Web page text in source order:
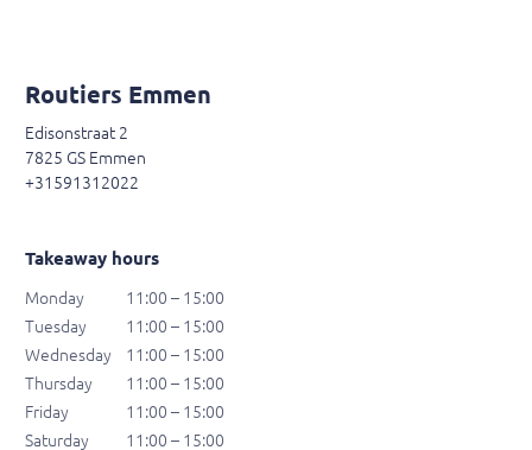
Routiers Emmen
Edisonstraat 2
7825 GS Emmen
+31591312022
Takeaway hours
Monday
11:00 – 15:00
Tuesday
11:00 – 15:00
Wednesday
11:00 – 15:00
Thursday
11:00 – 15:00
Friday
11:00 – 15:00
Saturday
11:00 – 15:00